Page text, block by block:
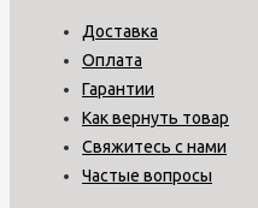
Доставка
Оплата
Гарантии
Как вернуть товар
Свяжитесь с нами
Частые вопросы